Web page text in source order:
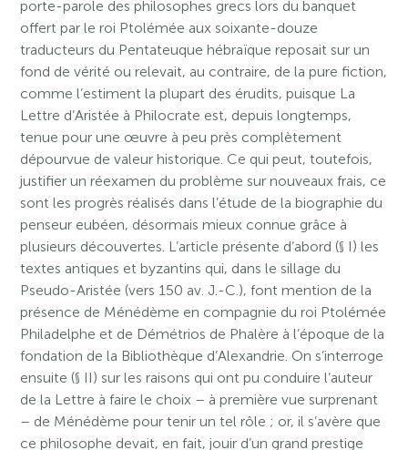
porte-parole des philosophes grecs lors du banquet
offert par le roi Ptolémée aux soixante-douze
traducteurs du Pentateuque hébraïque reposait sur un
fond de vérité ou relevait, au contraire, de la pure fiction,
comme l’estiment la plupart des érudits, puisque La
Lettre d’Aristée à Philocrate est, depuis longtemps,
tenue pour une œuvre à peu près complètement
dépourvue de valeur historique. Ce qui peut, toutefois,
justifier un réexamen du problème sur nouveaux frais, ce
sont les progrès réalisés dans l’étude de la biographie du
penseur eubéen, désormais mieux connue grâce à
plusieurs découvertes. L’article présente d’abord (§ I) les
textes antiques et byzantins qui, dans le sillage du
Pseudo-Aristée (vers 150 av. J.-C.), font mention de la
présence de Ménédème en compagnie du roi Ptolémée
Philadelphe et de Démétrios de Phalère à l’époque de la
fondation de la Bibliothèque d’Alexandrie. On s’interroge
ensuite (§ II) sur les raisons qui ont pu conduire l’auteur
de la Lettre à faire le choix – à première vue surprenant
– de Ménédème pour tenir un tel rôle ; or, il s’avère que
ce philosophe devait, en fait, jouir d’un grand prestige